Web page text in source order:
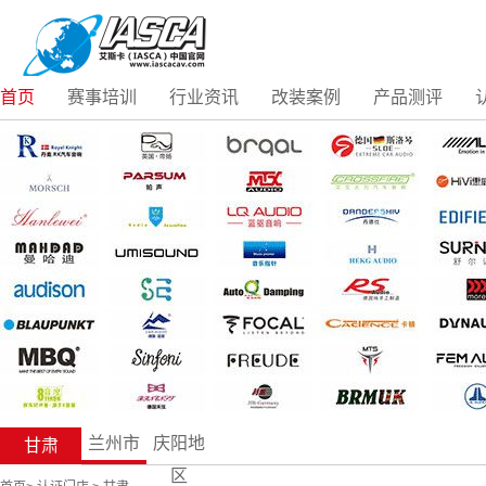
首页 赛事培训 行业资讯 改装案例 产品测评
甘肃 兰州市
庆阳地
区